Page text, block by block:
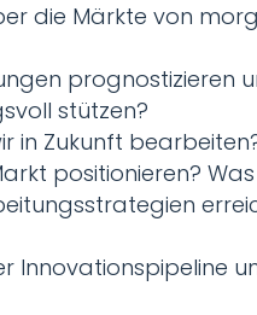
die Märkte von
prognostizieren
stützen?
in Zukunft
positionieren?
Innovationspipeline